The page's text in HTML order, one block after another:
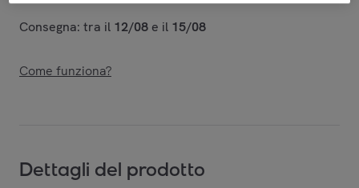
Consegna: tra il 12/08 e il 15/08
Come funziona?
Dettagli del prodotto